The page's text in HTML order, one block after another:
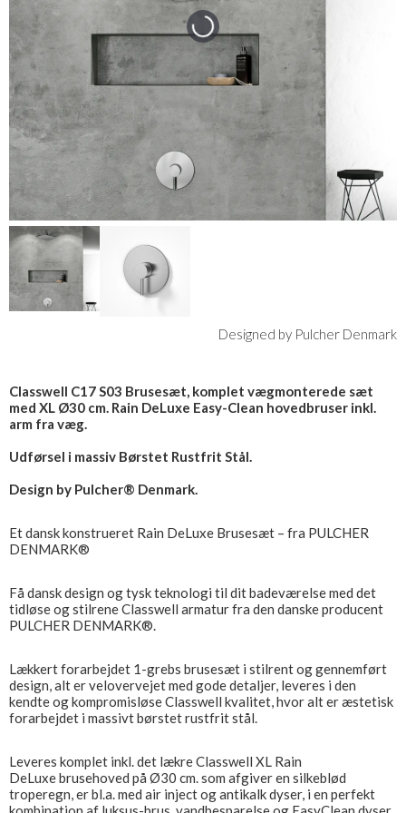
Designed by Pulcher Denmark
Classwell C17 S03 Brusesæt, komplet vægmonterede sæt
med XL Ø30 cm. Rain DeLuxe Easy-Clean hovedbruser inkl.
arm fra væg.
Udførsel i massiv Børstet Rustfrit Stål.
Design by Pulcher® Denmark.
Et dansk konstrueret Rain DeLuxe Brusesæt – fra PULCHER
DENMARK®
Få dansk design og tysk teknologi til dit badeværelse med det
tidløse og stilrene Classwell armatur fra den danske producent
PULCHER DENMARK®.
Lækkert forarbejdet 1-grebs brusesæt i stilrent og gennemført
design, alt er velovervejet med gode detaljer, leveres i den
kendte og kompromisløse Classwell kvalitet, hvor alt er æstetisk
forarbejdet i massivt børstet rustfrit stål.
Leveres komplet inkl. det lækre Classwell XL Rain
DeLuxe brusehoved på Ø30 cm. som afgiver en silkeblød
troperegn, er bl.a. med air inject og antikalk dyser, i en perfekt